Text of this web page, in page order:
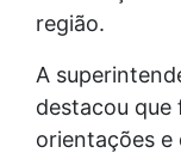
região.
A
destacou que
orientações e